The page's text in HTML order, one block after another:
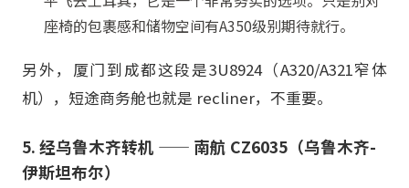
座椅的包裹感和储物空间有A350级别期待就行。
另外，厦门到成都这段是3U8924（A320/A321窄体
机），短途商务舱也就是 recliner，不重要。
5. 经乌鲁木齐转机 —— 南航 CZ6035（乌鲁木齐-
伊斯坦布尔）